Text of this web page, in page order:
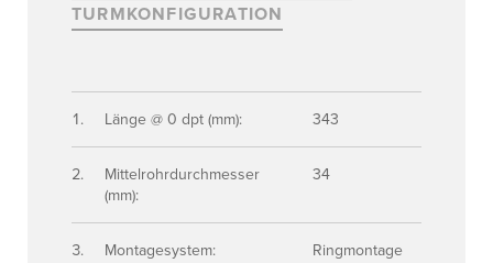
TURMKONFIGURATION
Länge @ 0 dpt (mm): 343
Mittelrohrdurchmesser
(mm):
34
Montagesystem: Ringmontage